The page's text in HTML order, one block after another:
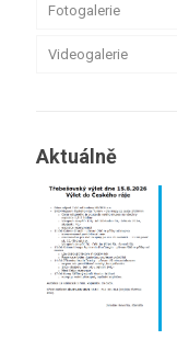
Fotogalerie
Videogalerie
Aktuálně